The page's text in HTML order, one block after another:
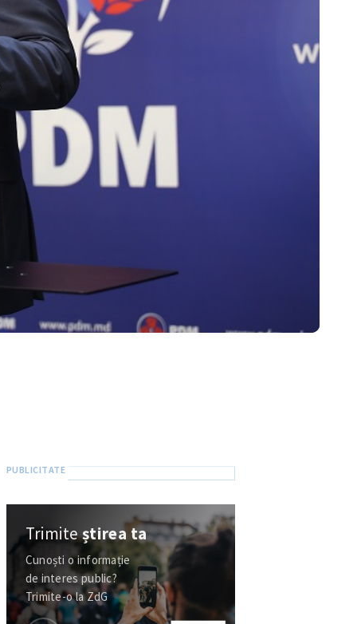
Trimiteștirea ta
Cunoști o informație
de interes public?
Trimite-o la ZdG